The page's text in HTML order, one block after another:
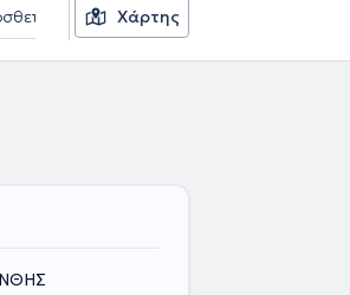
φίλτρα Γλώσσες
Χάρτης